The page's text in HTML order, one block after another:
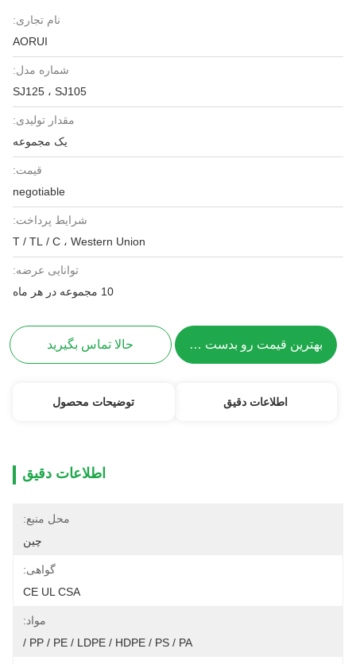
نام تجاری:
AORUI
شماره مدل:
SJ125 ، SJ105
مقدار تولیدی:
یک مجموعه
قیمت:
negotiable
شرایط پرداخت:
T / TL / C ، Western Union
توانایی عرضه:
10 مجموعه در هر ماه
بهترین قیمت رو بدست بیار حالا تماس بگیرید
اطلاعات دقیق توضیحات محصول
اطلاعات دقیق
محل منبع:
چین
گواهی:
CE UL CSA
مواد:
PP / PE / LDPE / HDPE / PS / PA /